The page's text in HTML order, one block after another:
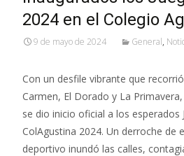
2024 en el Colegio
9 de mayo de 2024 General,
Con un desfile vibrante que
Carmen, El Dorado y La
se dio inicio oficial a los esperados
ColAgustina 2024. Un derroche de
deportivo inundó las calles,